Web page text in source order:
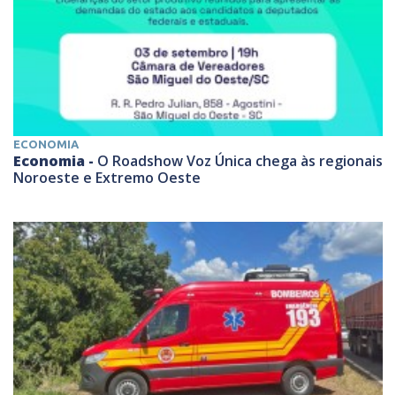
ECONOMIA
Economia - O Roadshow Voz Única chega às regionais
Noroeste e Extremo Oeste